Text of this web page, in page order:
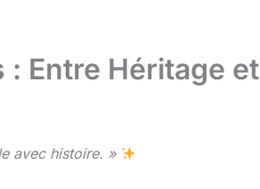
Entre Héritage et
avec histoire. »